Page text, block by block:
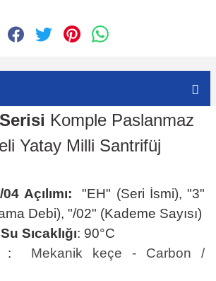
Komple Paslanmaz
Yatay Milli Santrifüj
04 Açılımı:"EH" (Seri İsmi), "3"
Debi), "/02" (Kademe Sayısı)
Sıcaklığı: 90°C
:
Mekanik keçe - Carbon /